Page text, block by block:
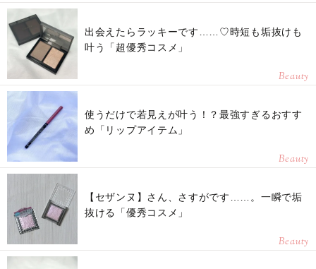
出会えたらラッキーです……♡時短も垢抜けも
叶う「超優秀コスメ」
Beauty
使うだけで若見えが叶う！？最強すぎるおすす
め「リップアイテム」
Beauty
【セザンヌ】さん、さすがです……。一瞬で垢
抜ける「優秀コスメ」
Beauty